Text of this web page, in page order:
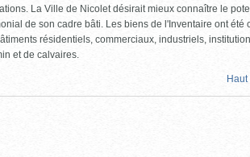
La Ville de Nicolet désirait mieux connaître le
de son cadre bâti. Les biens de l'Inventaire ont été
résidentiels, commerciaux, industriels,
et de calvaires.